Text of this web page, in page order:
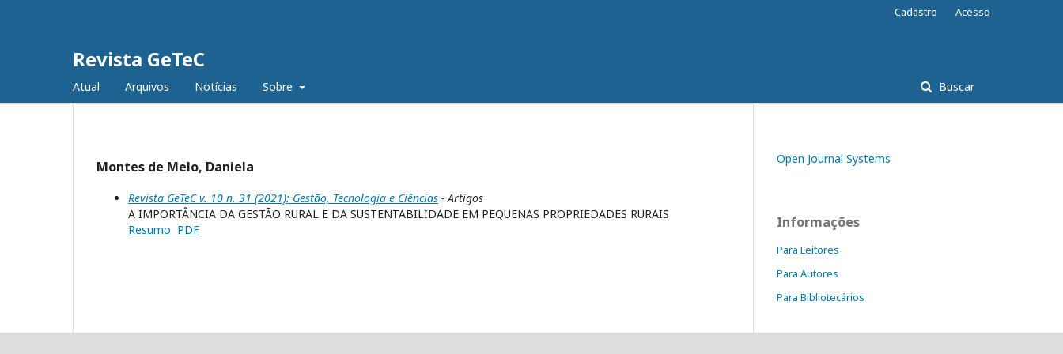
Revista GeTeC
Atual Arquivos Notícias Sobre Buscar
Cadastro Acesso
Montes de Melo, Daniela
Revista GeTeC v. 10 n. 31 (2021): Gestão, Tecnologia e Ciências - Artigos
A IMPORTÂNCIA DA GESTÃO RURAL E DA SUSTENTABILIDADE EM PEQUENAS PROPRIEDADES RURAIS
Resumo PDF
Open Journal Systems
Informações
Para Leitores
Para Autores
Para Bibliotecários